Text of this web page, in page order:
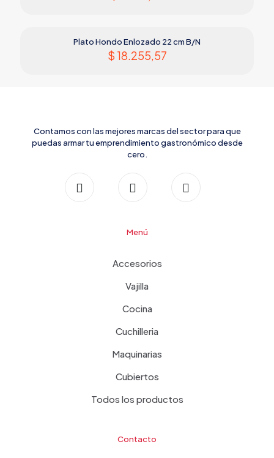
Plato Hondo Enlozado 22 cm B/N
$ 18.255,57
Contamos con las mejores marcas del sector para que
puedas armar tu emprendimiento gastronómico desde
cero.
Menú
Accesorios
Vajilla
Cocina
Cuchilleria
Maquinarias
Cubiertos
Todos los productos
Contacto